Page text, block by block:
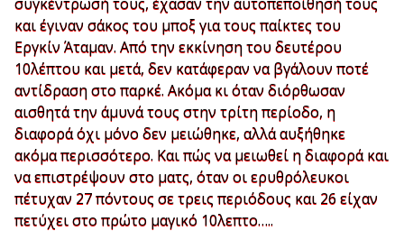
και έγιναν σάκος του μποξ για τους παίκτες του
Εργκίν Άταμαν. Από την εκκίνηση του δευτέρου
10λέπτου και μετά, δεν κατάφεραν να βγάλουν ποτέ
αντίδραση στο παρκέ. Ακόμα κι όταν διόρθωσαν
αισθητά την άμυνά τους στην τρίτη περίοδο, η
διαφορά όχι μόνο δεν μειώθηκε, αλλά αυξήθηκε
ακόμα περισσότερο. Και πώς να μειωθεί η διαφορά και
να επιστρέψουν στο ματς, όταν οι ερυθρόλευκοι
πέτυχαν 27 πόντους σε τρεις περιόδους και 26 είχαν
πετύχει στο πρώτο μαγικό 10λεπτο…..